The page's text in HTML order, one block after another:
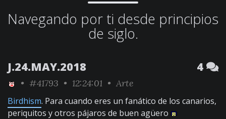
Navegando por ti desde principios
de siglo.
J.24.MAY.2018 4
• #41793 • 12:24:01 • Arte
Birdhism. Para cuando eres un fanático de los canarios,
periquitos y otros pájaros de buen agüero